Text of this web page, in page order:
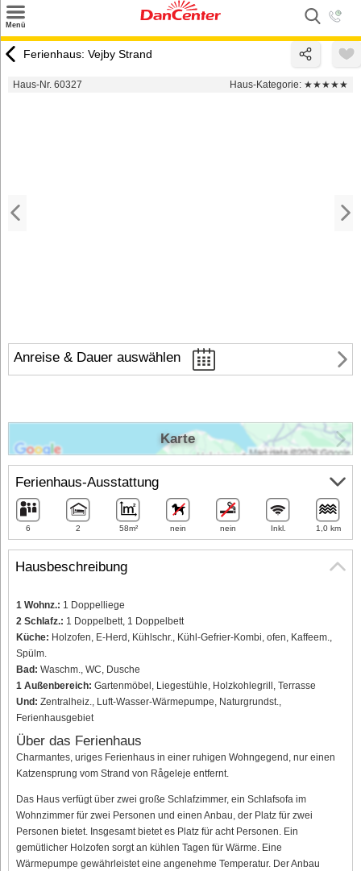
Menü
Urlaubsziele
Ferienhaus: Vejby Strand
Haus-Nr. 60327 Haus-Kategorie: ★★★★★
Anreise & Dauer auswählen
Hausbeschreibung
1 Wohnz.: 1 Doppelliege
2 Schlafz.: 1 Doppelbett, 1 Doppelbett
Küche: Holzofen, E-Herd, Kühlschr., Kühl-Gefrier-Kombi, ofen, Kaffeem.,
Spülm.
Bad: Waschm., WC, Dusche
1 Außenbereich: Gartenmöbel, Liegestühle, Holzkohlegrill, Terrasse
Und: Zentralheiz., Luft-Wasser-Wärmepumpe, Naturgrundst.,
Ferienhausgebiet
Über das Ferienhaus
Charmantes, uriges Ferienhaus in einer ruhigen Wohngegend, nur einen
Katzensprung vom Strand von Rågeleje entfernt.
Das Haus verfügt über zwei große Schlafzimmer, ein Schlafsofa im
Wohnzimmer für zwei Personen und einen Anbau, der Platz für zwei
Personen bietet. Insgesamt bietet es Platz für acht Personen. Ein
gemütlicher Holzofen sorgt an kühlen Tagen für Wärme. Eine
Wärmepumpe gewährleistet eine angenehme Temperatur. Der Anbau
Ferienhaus-Ausstattung
6 2 58m² nein nein Inkl. 1,0 km
Karte